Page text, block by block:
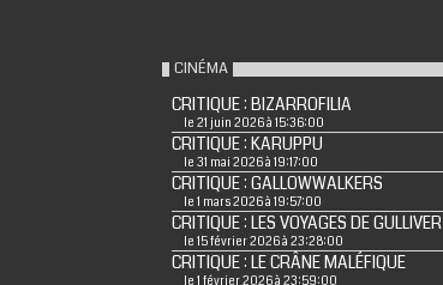
CINÉMA
CRITIQUE : BIZARROFILIA
le 21 juin 2026 à 15:36:00
CRITIQUE : KARUPPU
le 31 mai 2026 à 19:17:00
CRITIQUE : GALLOWWALKERS
le 1 mars 2026 à 19:57:00
CRITIQUE : LES VOYAGES DE GULLIVER
le 15 février 2026 à 23:28:00
CRITIQUE : LE CRÂNE MALÉFIQUE
le 1 février 2026 à 23:59:00